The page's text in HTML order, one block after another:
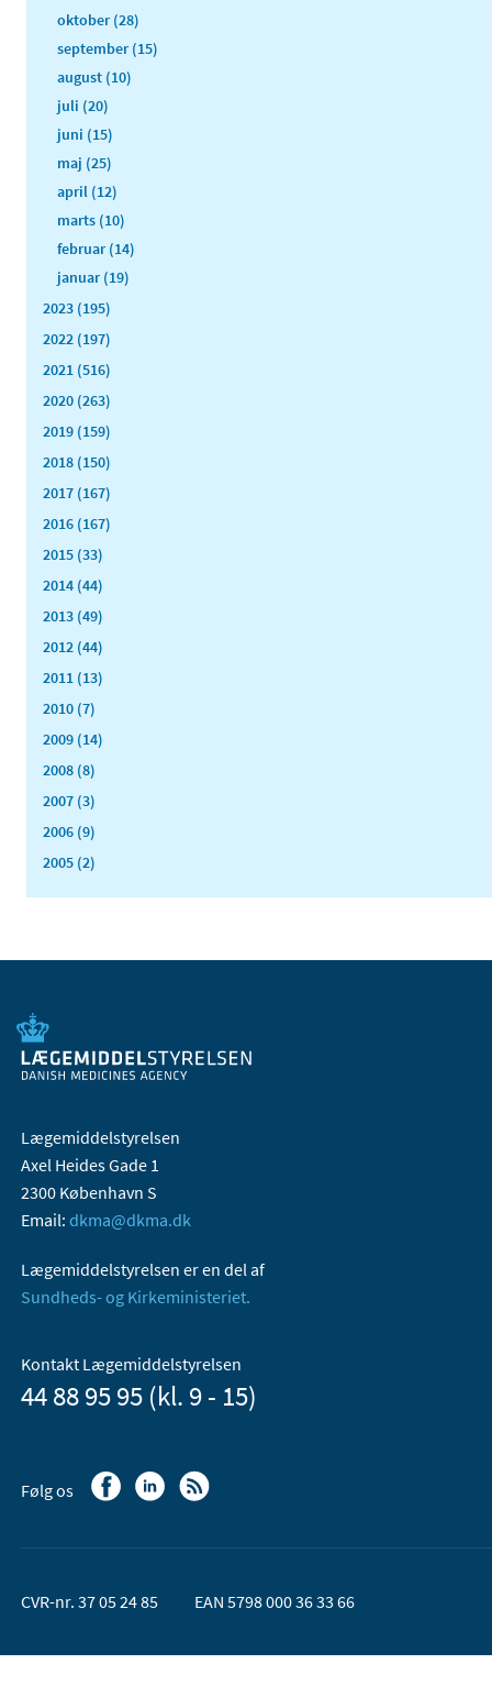
oktober (28)
september (15)
august (10)
juli (20)
juni (15)
maj (25)
april (12)
marts (10)
februar (14)
januar (19)
2023 (195)
2022 (197)
2021 (516)
2020 (263)
2019 (159)
2018 (150)
2017 (167)
2016 (167)
2015 (33)
2014 (44)
2013 (49)
2012 (44)
2011 (13)
2010 (7)
2009 (14)
2008 (8)
2007 (3)
2006 (9)
2005 (2)
Lægemiddelstyrelsen
Axel Heides Gade 1
2300 København S
Email: dkma@dkma.dk
Lægemiddelstyrelsen er en del af
Sundheds- og Kirkeministeriet.
Kontakt Lægemiddelstyrelsen
44 88 95 95 (kl. 9 - 15)
Følg os
CVR-nr. 37 05 24 85 EAN 5798 000 36 33 66